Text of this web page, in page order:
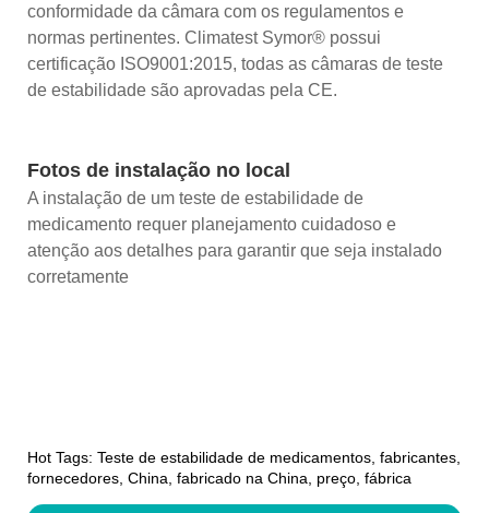
conformidade da câmara com os regulamentos e
normas pertinentes. Climatest Symor® possui
certificação ISO9001:2015, todas as câmaras de teste
de estabilidade são aprovadas pela CE.
Fotos de instalação no local
A instalação de um teste de estabilidade de
medicamento requer planejamento cuidadoso e
atenção aos detalhes para garantir que seja instalado
corretamente
Hot Tags: Teste de estabilidade de medicamentos, fabricantes,
fornecedores, China, fabricado na China, preço, fábrica